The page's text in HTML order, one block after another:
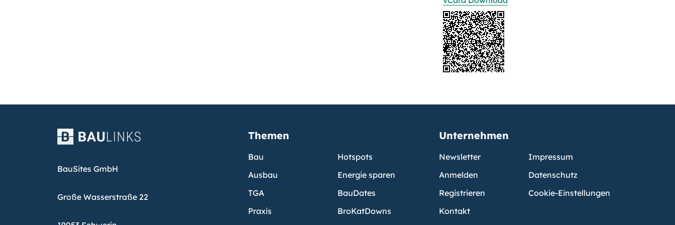
BauSites GmbH
Große Wasserstraße 22
Themen
Bau
Ausbau
TGA
Praxis
Hotspots
Energie sparen
BauDates
BroKatDowns
Unternehmen
Newsletter
Anmelden
Registrieren
Kontakt
Impressum
Datenschutz
Cookie-Einstellungen